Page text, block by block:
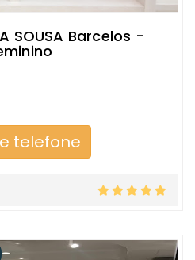
SOUSA Barcelos -
telefone